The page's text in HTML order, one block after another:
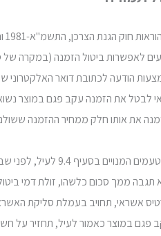
את אותו חלק ממחיר ההזמנה
תחויב בעמלת סליקת האשראי,
פגם במוצר כאמור לעיל, תחזיר